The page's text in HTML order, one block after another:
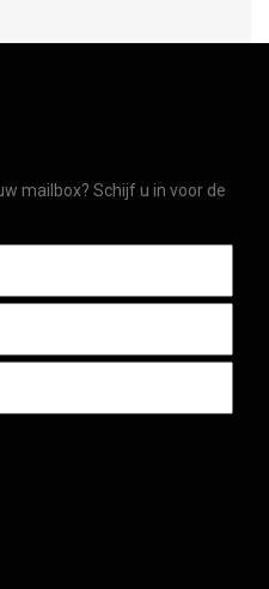
mailbox? Schijf u in voor de